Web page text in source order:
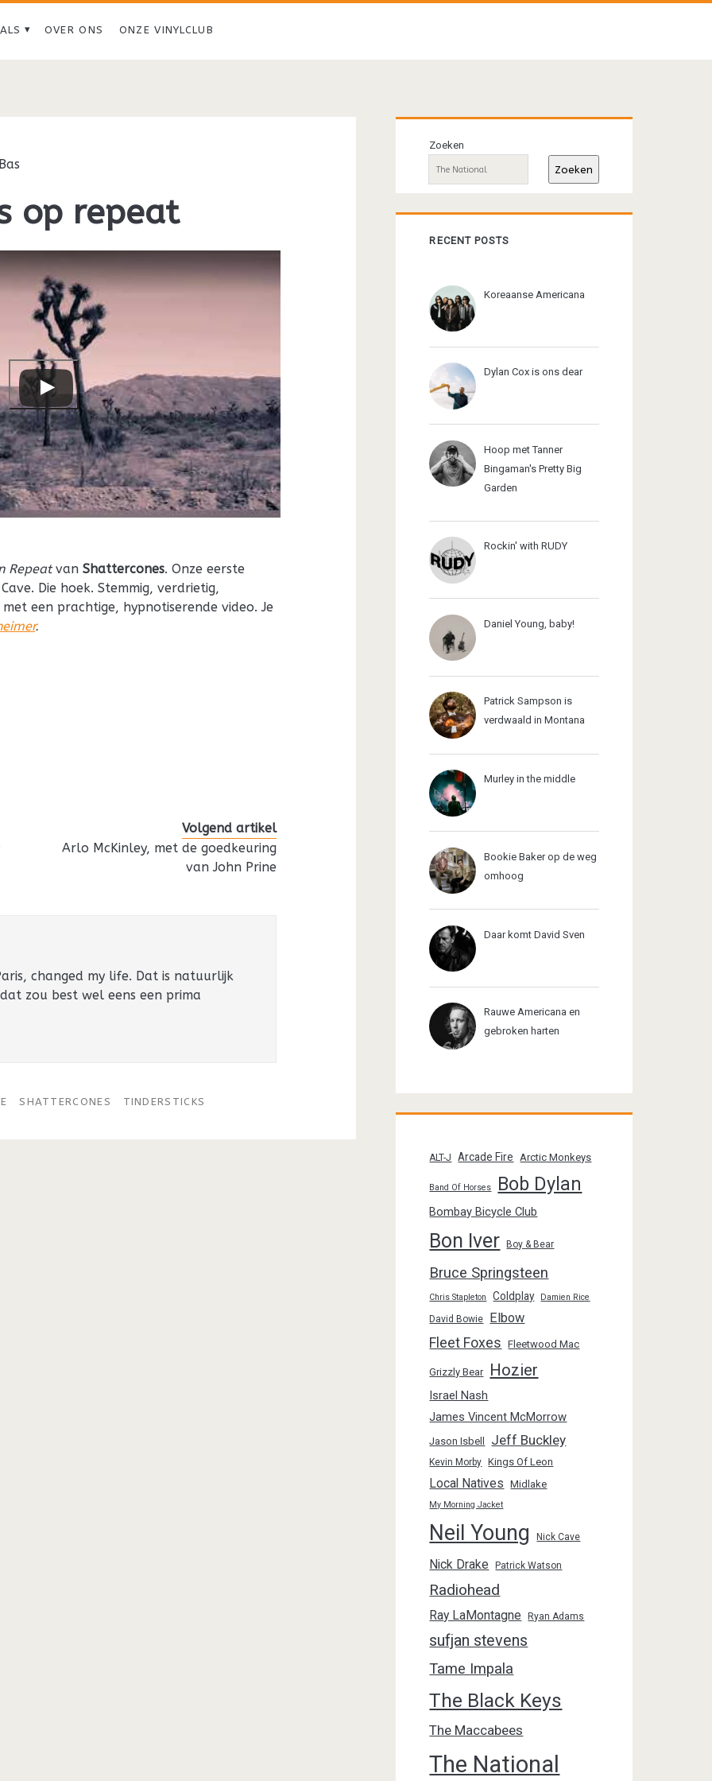
OVER ONS ONZE VINYLCLUB
Bas
op repeat
RepeatvanShattercones. Onze eerste
Die hoek. Stemmig, verdrietig,
een prachtige, hypnotiserende video. Je
.
Volgend artikel
Arlo McKinley, met de goedkeuring
van John Prine
changed my life. Dat is natuurlijk
zou best wel eens een prima
SHATTERCONES TINDERSTICKS
Primaire
sidebar
Zoeken
Zoeken
RECENT POSTS
Koreaanse Americana
Dylan Cox is ons dear
Hoop met Tanner
Bingaman's Pretty Big
Garden
Rockin' with RUDY
Daniel Young, baby!
Patrick Sampson is
verdwaald in Montana
Murley in the middle
Bookie Baker op de weg
omhoog
Daar komt David Sven
Rauwe Americana en
gebroken harten
ALT-J Arcade Fire Arctic Monkeys
Band Of Horses Bob Dylan
Bombay Bicycle Club
Bon Iver Boy & Bear
Bruce Springsteen
Chris Stapleton Coldplay Damien Rice
David Bowie Elbow
Fleet Foxes Fleetwood Mac
Grizzly Bear Hozier
Israel Nash
James Vincent McMorrow
Jason Isbell Jeff Buckley
Kevin Morby Kings Of Leon
Local Natives Midlake
My Morning Jacket
Neil Young Nick Cave
Nick Drake Patrick Watson
Radiohead
Ray LaMontagne Ryan Adams
sufjan stevens
Tame Impala
The Black Keys
The Maccabees
The National